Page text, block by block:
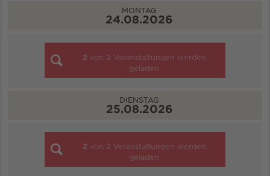
MONTAG
24.08.2026
2 von 2 Veranstaltungen werden
geladen
DIENSTAG
25.08.2026
2 von 2 Veranstaltungen werden
geladen